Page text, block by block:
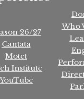
26/27
Cantata
Motet
Institute
YouTube
Who